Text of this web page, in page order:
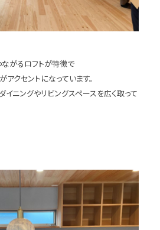
がるロフトが特徴で
クセントになっています。
イニングやリビングスペースを広く取って